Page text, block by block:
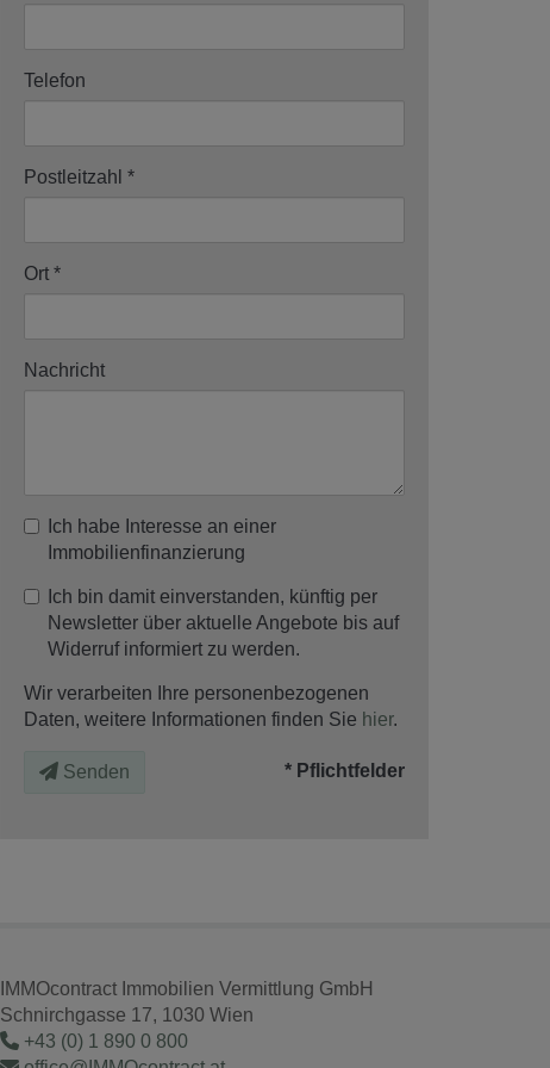
Telefon
Postleitzahl
Ort
Nachricht
Ich habe Interesse an einer
Immobilienfinanzierung
Ich bin damit einverstanden, künftig per
Newsletter über aktuelle Angebote bis auf
Widerruf informiert zu werden.
Wir verarbeiten Ihre personenbezogenen
Daten, weitere Informationen finden Sie hier.
Senden * Pflichtfelder
IMMOcontract Immobilien Vermittlung GmbH
Schnirchgasse 17, 1030 Wien
+43 (0) 1 890 0 800